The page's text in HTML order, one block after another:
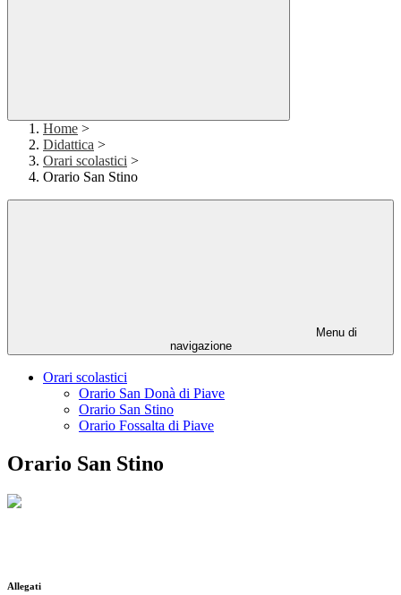
Home >
Didattica >
Orari scolastici >
Orario San Stino
Menu di
navigazione
Orari scolastici
Orario San Donà di Piave
Orario San Stino
Orario Fossalta di Piave
Orario San Stino
Allegati